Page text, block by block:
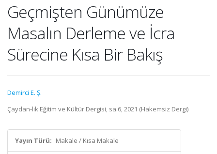
Geçmişten Günümüze
Masalın Derleme ve İcra
Sürecine Kısa Bir Bakış
Demirci E. Ş.
Çaydan-lık Eğitim ve Kültür Dergisi, sa.6, 2021 (Hakemsiz Dergi)
Yayın Türü: Makale / Kısa Makale